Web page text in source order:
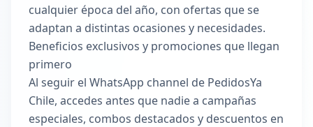
cualquier época del año, con ofertas que se
adaptan a distintas ocasiones y necesidades.
Beneficios exclusivos y promociones que llegan
primero
Al seguir el WhatsApp channel de PedidosYa
Chile, accedes antes que nadie a campañas
especiales, combos destacados y descuentos en